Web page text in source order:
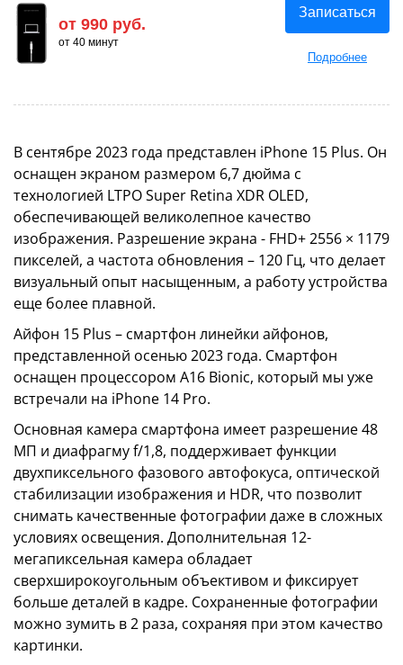
от 990 руб.
от 40 минут
Записаться
Подробнее
В сентябре 2023 года представлен iPhone 15 Plus. Он
оснащен экраном размером 6,7 дюйма с
технологией LTPO Super Retina XDR OLED,
обеспечивающей великолепное качество
изображения. Разрешение экрана - FHD+ 2556 × 1179
пикселей, а частота обновления – 120 Гц, что делает
визуальный опыт насыщенным, а работу устройства
еще более плавной.
Айфон 15 Plus – смартфон линейки айфонов,
представленной осенью 2023 года. Смартфон
оснащен процессором A16 Bionic, который мы уже
встречали на iPhone 14 Pro.
Основная камера смартфона имеет разрешение 48
МП и диафрагму f/1,8, поддерживает функции
двухпиксельного фазового автофокуса, оптической
стабилизации изображения и HDR, что позволит
снимать качественные фотографии даже в сложных
условиях освещения. Дополнительная 12-
мегапиксельная камера обладает
сверхширокоугольным объективом и фиксирует
больше деталей в кадре. Сохраненные фотографии
можно зумить в 2 раза, сохраняя при этом качество
картинки.